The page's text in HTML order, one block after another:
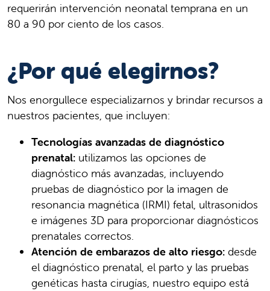
requerirán intervención neonatal temprana en un
80 a 90 por ciento de los casos.
¿Por qué elegirnos?
Nos enorgullece especializarnos y brindar recursos a
nuestros pacientes, que incluyen:
Tecnologías avanzadas de diagnóstico
prenatal: utilizamos las opciones de
diagnóstico más avanzadas, incluyendo
pruebas de diagnóstico por la imagen de
resonancia magnética (IRMI) fetal, ultrasonidos
e imágenes 3D para proporcionar diagnósticos
prenatales correctos.
Atención de embarazos de alto riesgo: desde
el diagnóstico prenatal, el parto y las pruebas
genéticas hasta cirugías, nuestro equipo está